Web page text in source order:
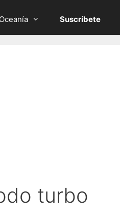
Oceanía Suscríbete
turbo